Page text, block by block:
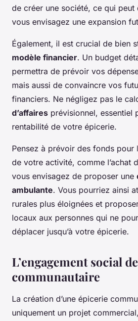
de créer une société, ce qui peut
vous envisagez une expansion
Également, il est crucial de bien
modèle financier. Un budget
permettra de prévoir vos
mais aussi de convaincre vos
financiers. Ne négligez pas le
d’affaires prévisionnel, essentiel
rentabilité de votre épicerie.
Pensez à prévoir des fonds pour
de votre activité, comme l’achat
vous envisagez de proposer une
ambulante. Vous pourriez ainsi
rurales plus éloignées et
locaux aux personnes qui ne
déplacer jusqu’à votre épicerie.
L’engagement social
communautaire
La création d’une épicerie
uniquement un projet